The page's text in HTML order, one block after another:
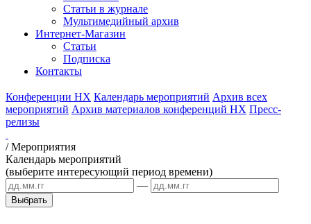
Статьи в журнале
Мультимедийный архив
Интернет-Магазин
Статьи
Подписка
Контакты
Конференции НХ Календарь мероприятий Архив всех
мероприятий Архив материалов конференций НХ Пресс-
релизы
/Мероприятия
Календарь мероприятий
(выберите интересующий период времени)
—